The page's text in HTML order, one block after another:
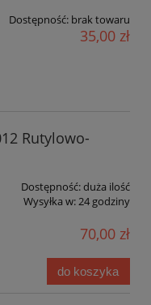
Dostępność: brak towaru
35,00 zł
Rutylowo-
Dostępność:duża ilość
Wysyłka w:24 godziny
70,00 zł
do koszyka